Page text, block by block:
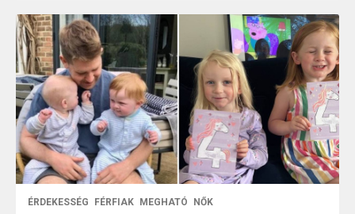
ÉRDEKESSÉG FÉRFIAK MEGHATÓ NŐK